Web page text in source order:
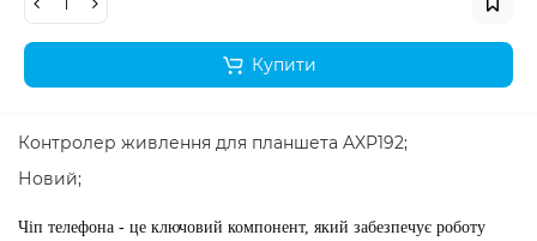
Купити
Контролер живлення для планшета AXP192;
Новий;
Чіп телефона - це ключовий компонент, який забезпечує роботу